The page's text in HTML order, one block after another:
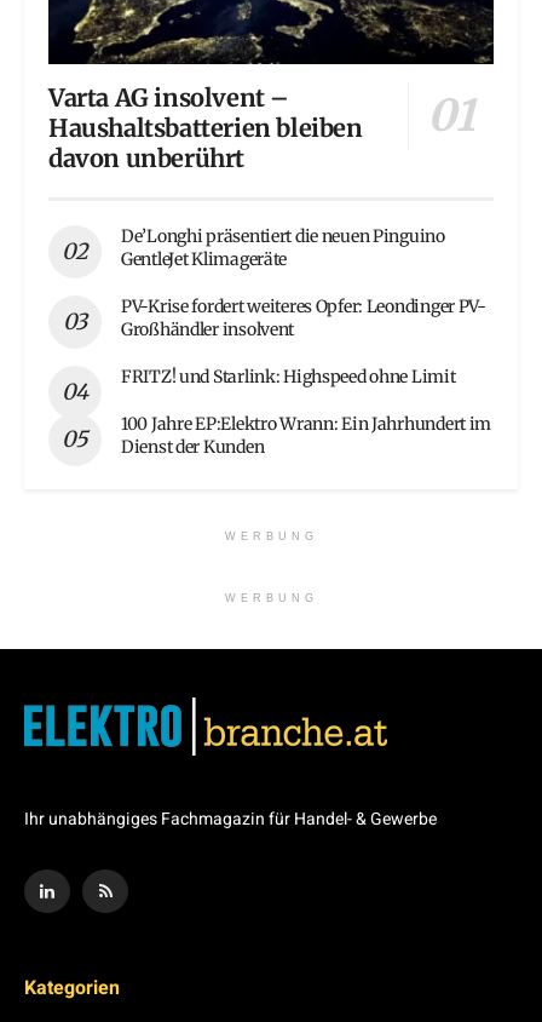
Varta AG insolvent –
Haushaltsbatterien bleiben
davon unberührt
De’Longhi präsentiert die neuen Pinguino
GentleJet Klimageräte
PV-Krise fordert weiteres Opfer: Leondinger PV-
Großhändler insolvent
FRITZ! und Starlink: Highspeed ohne Limit
100 Jahre EP:Elektro Wrann: Ein Jahrhundert im
Dienst der Kunden
WERBUNG
WERBUNG
Ihr unabhängiges Fachmagazin für Handel- & Gewerbe
Kategorien